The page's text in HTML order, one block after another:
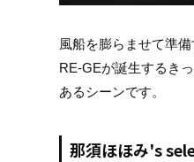
風船を膨らませて準備
RE-GEが誕生するき
あるシーンです。
那須ほほみ's